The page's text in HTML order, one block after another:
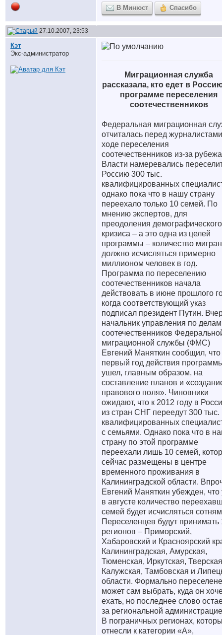
В Минюст Спасибо
27.10.2007, 23:53
Кэт
Экс-администратор
Миграционная служба
рассказала, кто едет в
программе переселения
соотечественников
Федеральная миграционная
отчиталась перед
ходе переселения
соотечественников из-за
Власти намеревались
Россию 300 тыс.
квалифицированных
однако пока что в нашу страну
переехало только 10 семей. По
мнению экспертов, для
преодоления демографического
кризиса – а это одна из целей
программы – количество
должно исчисляться примерно
миллионом человек в год.
Программа по переселению
соотечественников начала
действовать в июне прошлого
когда соответствующий указ
подписал президент Путин.
начальник управления по делам
соотечественников
миграционной службы (ФМС)
Евгений Маняткин сообщил, что
первый год действия
ушел, главным образом, на
составление планов и
правового поля». Чиновники
ожидают, что к 2012 году в
из стран СНГ переедут 300 тыс.
квалифицированных
с семьями. Однако пока что в
страну по этой программе
переехали лишь 10 семей,
сейчас размещены в центре
временного проживания в
Калининградской области.
Евгений Маняткин убежден, что
в августе количество
семей будет исчисляться
Переселенцев будут принимать
регионов – Приморский,
Хабаровский и Красноярский
Калининградская, Амурская,
Тюменская, Иркутская,
Калужская, Тамбовская и
области. Формально
может сам выбрать, куда он
ехать, но последнее слово
за региональной
В пограничных регионах,
отнесли к категории «А»,